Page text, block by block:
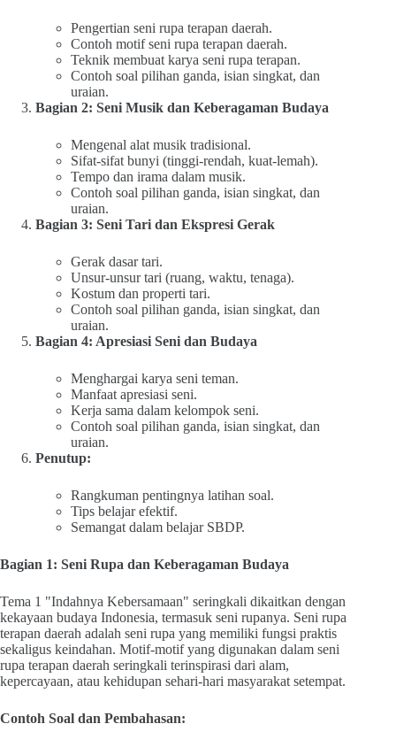
Pengertian seni rupa terapan daerah.
Contoh motif seni rupa terapan daerah.
Teknik membuat karya seni rupa terapan.
Contoh soal pilihan ganda, isian singkat, dan
uraian.
Bagian 2: Seni Musik dan Keberagaman Budaya
Mengenal alat musik tradisional.
Sifat-sifat bunyi (tinggi-rendah, kuat-lemah).
Tempo dan irama dalam musik.
Contoh soal pilihan ganda, isian singkat, dan
uraian.
Bagian 3: Seni Tari dan Ekspresi Gerak
Gerak dasar tari.
Unsur-unsur tari (ruang, waktu, tenaga).
Kostum dan properti tari.
Contoh soal pilihan ganda, isian singkat, dan
uraian.
Bagian 4: Apresiasi Seni dan Budaya
Menghargai karya seni teman.
Manfaat apresiasi seni.
Kerja sama dalam kelompok seni.
Contoh soal pilihan ganda, isian singkat, dan
uraian.
Penutup:
Rangkuman pentingnya latihan soal.
Tips belajar efektif.
Semangat dalam belajar SBDP.
Bagian 1: Seni Rupa dan Keberagaman Budaya
Tema 1 "Indahnya Kebersamaan" seringkali dikaitkan dengan
kekayaan budaya Indonesia, termasuk seni rupanya. Seni rupa
terapan daerah adalah seni rupa yang memiliki fungsi praktis
sekaligus keindahan. Motif-motif yang digunakan dalam seni
rupa terapan daerah seringkali terinspirasi dari alam,
kepercayaan, atau kehidupan sehari-hari masyarakat setempat.
Contoh Soal dan Pembahasan: